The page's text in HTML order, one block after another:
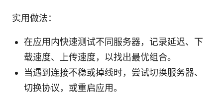
实用做法：
在应用内快速测试不同服务器，记录延迟、下
载速度、上传速度，以找出最优组合。
当遇到连接不稳或掉线时，尝试切换服务器、
切换协议，或重启应用。